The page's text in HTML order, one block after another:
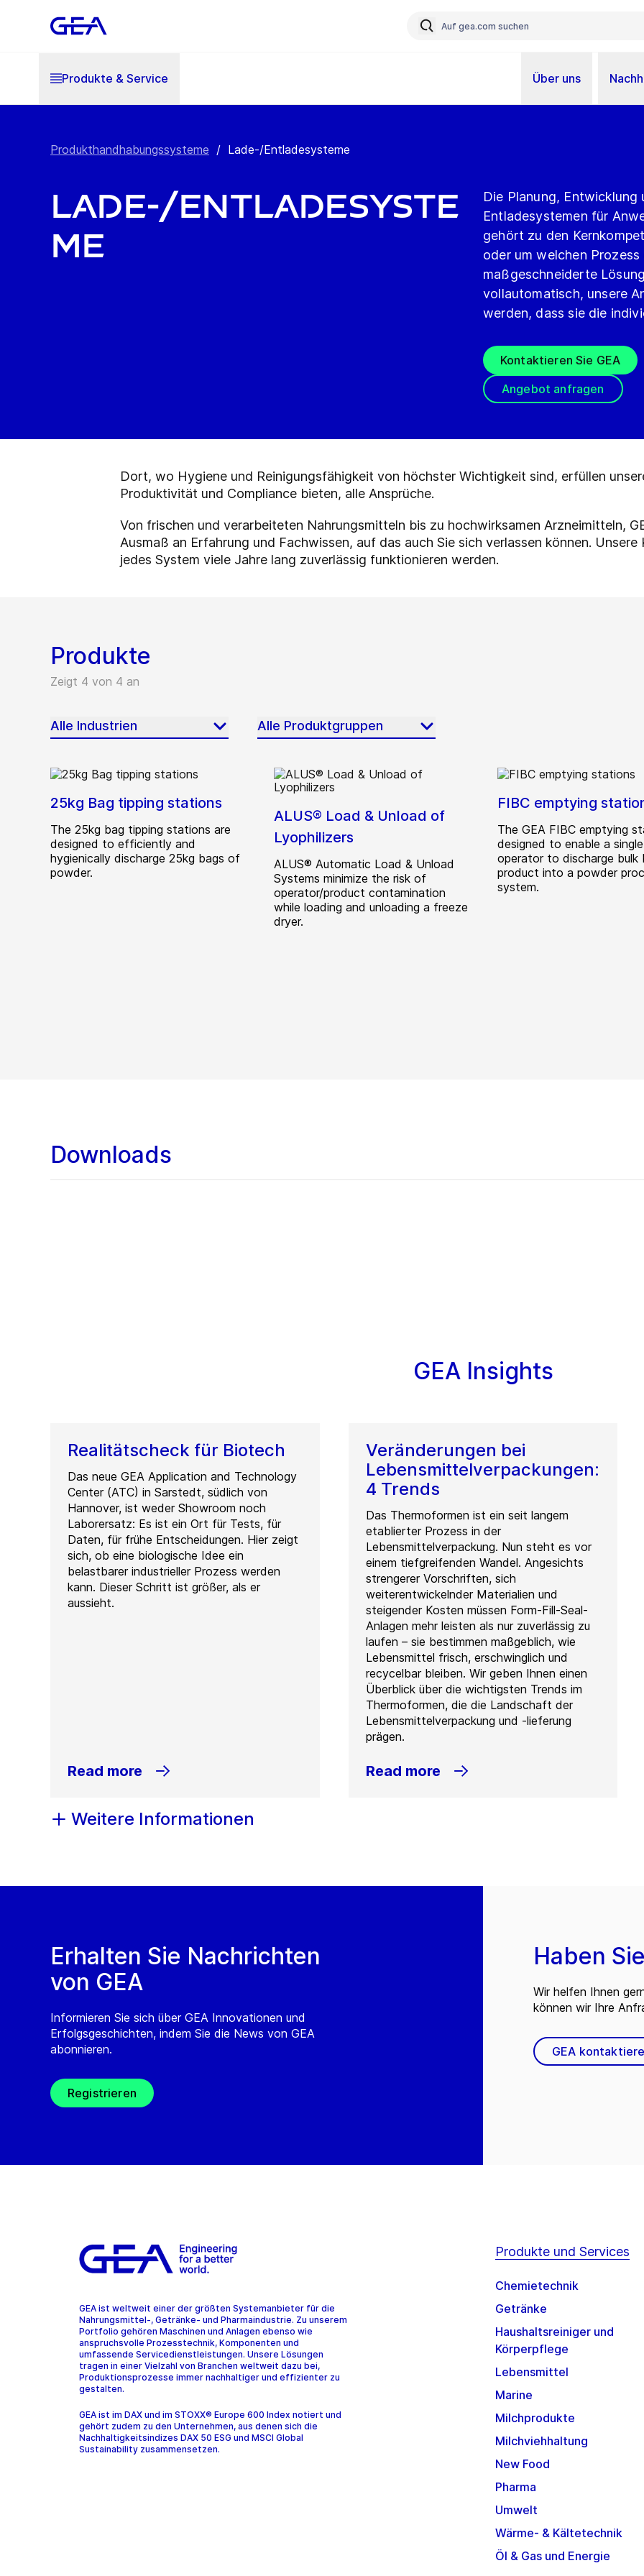
Produkte & Service Über uns
Produkthandhabungssysteme / Lade-/Entladesysteme
Lade-/Entladesyste
me
Die Planung,
Entladesystemen für
gehört zu den
oder um welchen
maßgeschneiderte
vollautomatisch, unsere
werden, dass sie die
Kontaktieren Sie GEA
Angebot anfragen
Dort, wo Hygiene und Reinigungsfähigkeit von höchster Wichtigkeit sind, erfüllen
Produktivität und Compliance bieten, alle Ansprüche.
Von frischen und verarbeiteten Nahrungsmitteln bis zu hochwirksamen Arzneimitteln,
Ausmaß an Erfahrung und Fachwissen, auf das auch Sie sich verlassen können. Unsere
jedes System viele Jahre lang zuverlässig funktionieren werden.
Produkte
Zeigt 4 von 4 an
Alle Industrien Alle Produktgruppen
25kg Bag tipping stations
The 25kg bag tipping stations are
designed to efficiently and
hygienically discharge 25kg bags of
powder.
ALUS® Load & Unload of
Lyophilizers
ALUS® Automatic Load & Unload
Systems minimize the risk of
operator/product contamination
while loading and unloading a freeze
dryer.
FIBC emptying
The GEA FIBC emptying
designed to enable a single
operator to discharge bulk
product into a powder
system.
Downloads
GEA Insights
Realitätscheck für Biotech
Das neue GEA Application and Technology
Center (ATC) in Sarstedt, südlich von
Hannover, ist weder Showroom noch
Laborersatz: Es ist ein Ort für Tests, für
Daten, für frühe Entscheidungen. Hier zeigt
sich, ob eine biologische Idee ein
belastbarer industrieller Prozess werden
kann. Dieser Schritt ist größer, als er
aussieht.
Read more
Veränderungen bei
Lebensmittelverpackungen:
4 Trends
Das Thermoformen ist ein seit langem
etablierter Prozess in der
Lebensmittelverpackung. Nun steht es vor
einem tiefgreifenden Wandel. Angesichts
strengerer Vorschriften, sich
weiterentwickelnder Materialien und
steigender Kosten müssen Form-Fill-Seal-
Anlagen mehr leisten als nur zuverlässig zu
laufen – sie bestimmen maßgeblich, wie
Lebensmittel frisch, erschwinglich und
recycelbar bleiben. Wir geben Ihnen einen
Überblick über die wichtigsten Trends im
Thermoformen, die die Landschaft der
Lebensmittelverpackung und -lieferung
prägen.
Read more
Weitere Informationen
Erhalten Sie Nachrichten
von GEA
Informieren Sie sich über GEA Innovationen und
Erfolgsgeschichten, indem Sie die News von GEA
abonnieren.
Registrieren
Haben
Wir helfen Ihnen
können wir Ihre
GEA
GEA ist weltweit einer der größten Systemanbieter für die
Nahrungsmittel-, Getränke- und Pharmaindustrie. Zu unserem
Portfolio gehören Maschinen und Anlagen ebenso wie
anspruchsvolle Prozesstechnik, Komponenten und
umfassende Servicedienstleistungen. Unsere Lösungen
tragen in einer Vielzahl von Branchen weltweit dazu bei,
Produktionsprozesse immer nachhaltiger und effizienter zu
gestalten.
GEA ist im DAX und im STOXX® Europe 600 Index notiert und
gehört zudem zu den Unternehmen, aus denen sich die
Nachhaltigkeitsindizes DAX 50 ESG und MSCI Global
Sustainability zusammensetzen.
Produkte und Services
Chemietechnik
Getränke
Haushaltsreiniger und
Körperpflege
Lebensmittel
Marine
Milchprodukte
Milchviehhaltung
New Food
Pharma
Umwelt
Wärme- & Kältetechnik
Öl & Gas und Energie